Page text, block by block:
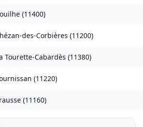
(11400)
des-Corbières (11200)
Tourette-Cabardès (11380)
(11220)
(11160)